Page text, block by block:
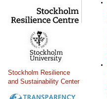
Stockholm Resilience
and Sustainability Center